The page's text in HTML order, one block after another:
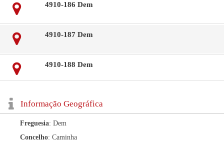
4910-186 Dem
4910-187 Dem
4910-188 Dem
Informação Geográfica
Freguesia: Dem
Concelho: Caminha